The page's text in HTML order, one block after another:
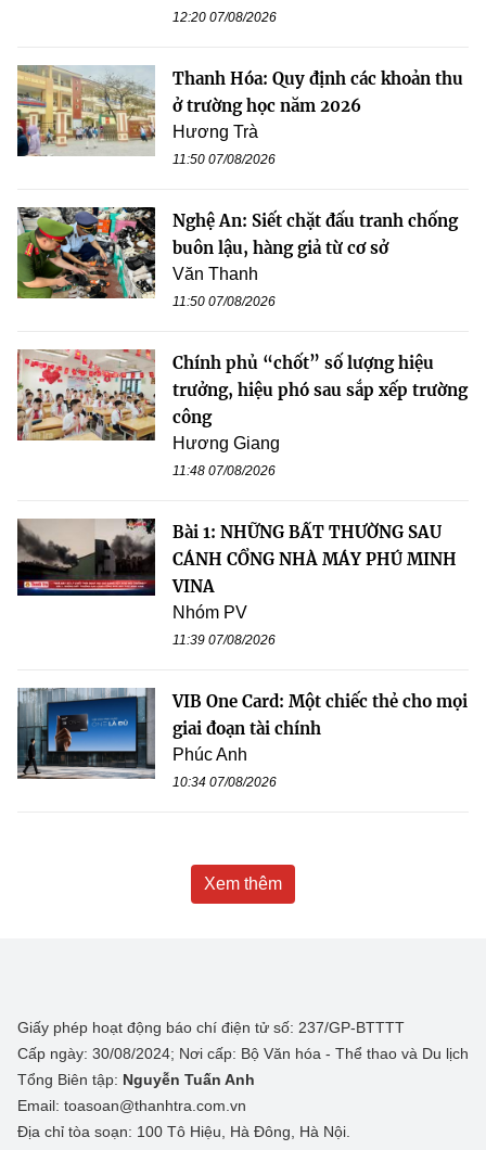
12:20 07/08/2026
Thanh Hóa: Quy định các khoản thu
ở trường học năm 2026
Hương Trà
11:50 07/08/2026
Nghệ An: Siết chặt đấu tranh chống
buôn lậu, hàng giả từ cơ sở
Văn Thanh
11:50 07/08/2026
Chính phủ “chốt” số lượng hiệu
trưởng, hiệu phó sau sắp xếp trường
công
Hương Giang
11:48 07/08/2026
Bài 1: NHỮNG BẤT THƯỜNG SAU
CÁNH CỔNG NHÀ MÁY PHÚ MINH
VINA
Nhóm PV
11:39 07/08/2026
VIB One Card: Một chiếc thẻ cho mọi
giai đoạn tài chính
Phúc Anh
10:34 07/08/2026
Xem thêm
Giấy phép hoạt động báo chí điện tử số: 237/GP-BTTTT
Cấp ngày: 30/08/2024; Nơi cấp: Bộ Văn hóa - Thể thao và Du lịch
Tổng Biên tập: Nguyễn Tuấn Anh
Email: toasoan@thanhtra.com.vn
Địa chỉ tòa soạn: 100 Tô Hiệu, Hà Đông, Hà Nội.